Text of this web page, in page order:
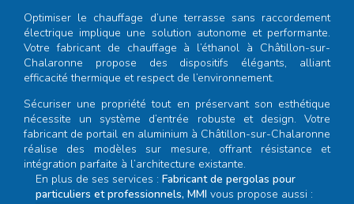
Optimiser le chauffage d’une terrasse sans raccordement
électrique implique une solution autonome et performante.
Votrefabricant de chauffage à l’éthanol à Châtillon-sur-
Chalaronne propose des dispositifs élégants, alliant
efficacité thermique et respect de l’environnement.
Sécuriser une propriété tout en préservant son esthétique
nécessite un système d’entrée robuste et design. Votre
fabricant de portail en aluminium à Châtillon-sur-Chalaronne
réalise des modèles sur mesure, offrant résistance et
intégration parfaite à l’architecture existante.
En plus de ses services : Fabricant de pergolas pour
particuliers et professionnels, MMI vous propose aussi :